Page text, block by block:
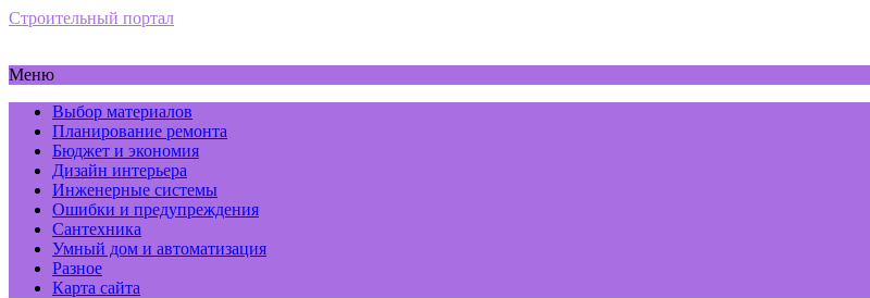
Строительный портал
Меню
Выбор материалов
Планирование ремонта
Бюджет и экономия
Дизайн интерьера
Инженерные системы
Ошибки и предупреждения
Сантехника
Умный дом и автоматизация
Разное
Карта сайта